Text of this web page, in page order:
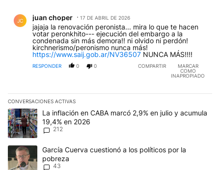
JC juan choper 17 DE ABRIL DE 2026
jajaja la renovación peronista... mira lo que te hacen
votar peronkhito--- ejecución del embargo a la
condenada sin más demora!! ni olvido ni perdón!
kirchnerismo/peronismo nunca más!
https://www.saij.gob.ar/NV36507 NUNCA MÁS!!!!
RESPONDER 0 0 COMPARTIR
MARCAR
COMO
INAPROPIADO
CONVERSACIONES ACTIVAS
Este listado muestra los artículos con más comentarios en los
Un artículo de tendencia con el título "La inflación en CABA
La inflación en CABA marcó 2,9% en julio y acumula
19,4% en 2026
212
Un artículo de tendencia con el título "García Cuerva cuestionó
García Cuerva cuestionó a los políticos por la
pobreza
43